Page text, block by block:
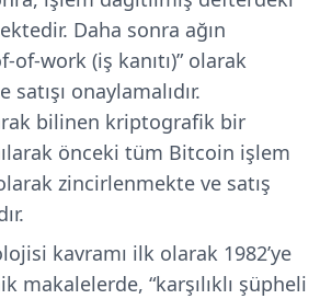
Daha sonra ağın
of-work (iş kanıtı)” olarak
onaylamalıdır.
bilinen kriptografik bir
önceki tüm Bitcoin işlem
zincirlenmekte ve satış
kavramı ilk olarak 1982’ye
makalelerde, “karşılıklı şüpheli